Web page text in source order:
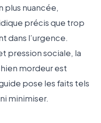
nuancée,
précis que trop
dans l’urgence.
pression sociale, la
mordeur est
pose les faits tels
minimiser.